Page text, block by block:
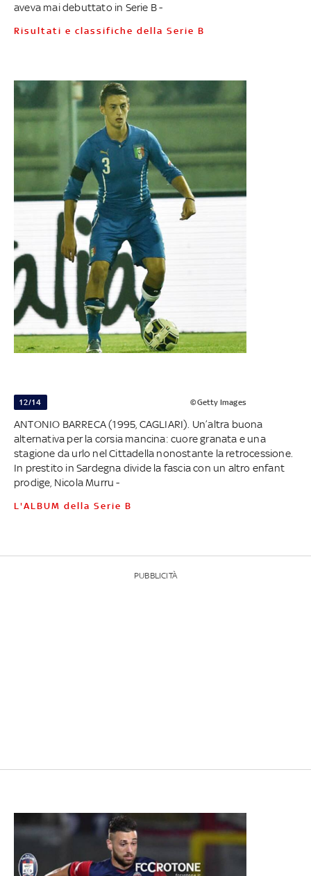
aveva mai debuttato in Serie B -
Risultati e classifiche della Serie B
12/14 ©Getty Images
ANTONIO BARRECA (1995, CAGLIARI). Un’altra buona
alternativa per la corsia mancina: cuore granata e una
stagione da urlo nel Cittadella nonostante la retrocessione.
In prestito in Sardegna divide la fascia con un altro enfant
prodige, Nicola Murru -
L'ALBUM della Serie B
PUBBLICITÀ